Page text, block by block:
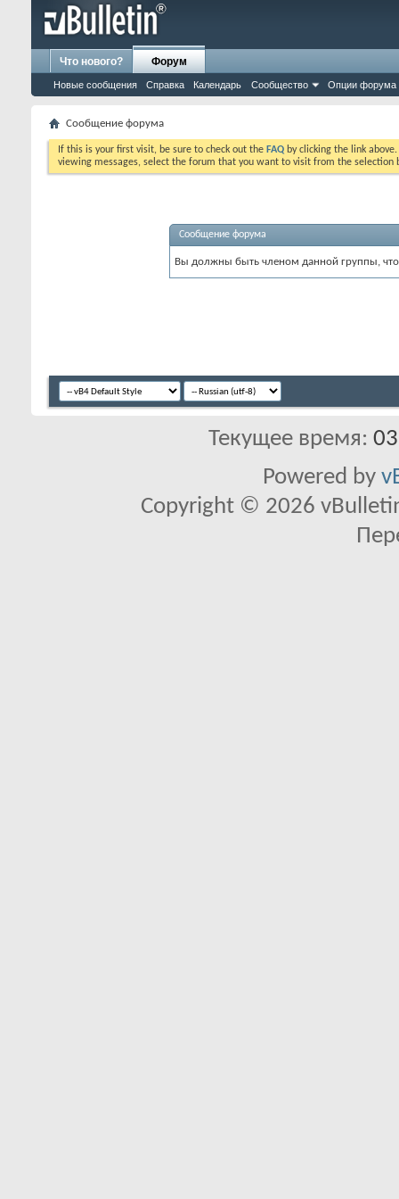
Что нового? Форум
Новые сообщения Справка Календарь Сообщество Опции форума
Сообщение форума
If this is your first visit, be sure to check out the FAQ by clicking the link
viewing messages, select the forum that you want to visit from the selection
Сообщение форума
Вы должны быть членом данной группы,
Текущее время:
Powered by
Copyright © 2026